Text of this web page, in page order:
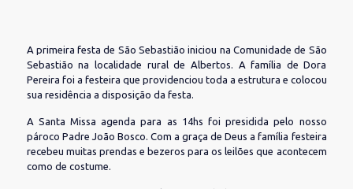
A primeira festa de São Sebastião iniciou na Comunidade de São
Sebastião na localidade rural de Albertos. A família de Dora
Pereira foi a festeira que providenciou toda a estrutura e colocou
sua residência a disposição da festa.
A Santa Missa agenda para as 14hs foi presidida pelo nosso
pároco Padre João Bosco. Com a graça de Deus a família festeira
recebeu muitas prendas e bezeros para os leilões que acontecem
como de costume.